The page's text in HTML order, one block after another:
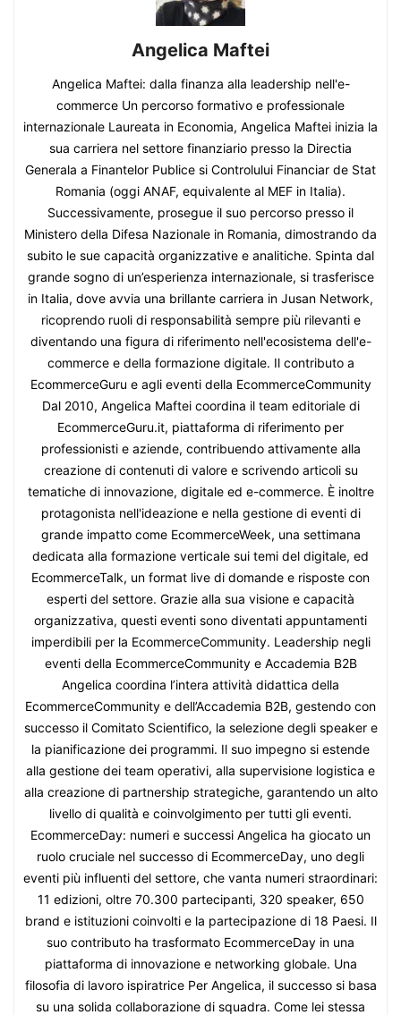
Angelica Maftei
Angelica Maftei: dalla finanza alla leadership nell'e-
commerce Un percorso formativo e professionale
internazionale Laureata in Economia, Angelica Maftei inizia la
sua carriera nel settore finanziario presso la Directia
Generala a Finantelor Publice si Controlului Financiar de Stat
Romania (oggi ANAF, equivalente al MEF in Italia).
Successivamente, prosegue il suo percorso presso il
Ministero della Difesa Nazionale in Romania, dimostrando da
subito le sue capacità organizzative e analitiche. Spinta dal
grande sogno di un’esperienza internazionale, si trasferisce
in Italia, dove avvia una brillante carriera in Jusan Network,
ricoprendo ruoli di responsabilità sempre più rilevanti e
diventando una figura di riferimento nell'ecosistema dell'e-
commerce e della formazione digitale. Il contributo a
EcommerceGuru e agli eventi della EcommerceCommunity
Dal 2010, Angelica Maftei coordina il team editoriale di
EcommerceGuru.it, piattaforma di riferimento per
professionisti e aziende, contribuendo attivamente alla
creazione di contenuti di valore e scrivendo articoli su
tematiche di innovazione, digitale ed e-commerce. È inoltre
protagonista nell'ideazione e nella gestione di eventi di
grande impatto come EcommerceWeek, una settimana
dedicata alla formazione verticale sui temi del digitale, ed
EcommerceTalk, un format live di domande e risposte con
esperti del settore. Grazie alla sua visione e capacità
organizzativa, questi eventi sono diventati appuntamenti
imperdibili per la EcommerceCommunity. Leadership negli
eventi della EcommerceCommunity e Accademia B2B
Angelica coordina l’intera attività didattica della
EcommerceCommunity e dell’Accademia B2B, gestendo con
successo il Comitato Scientifico, la selezione degli speaker e
la pianificazione dei programmi. Il suo impegno si estende
alla gestione dei team operativi, alla supervisione logistica e
alla creazione di partnership strategiche, garantendo un alto
livello di qualità e coinvolgimento per tutti gli eventi.
EcommerceDay: numeri e successi Angelica ha giocato un
ruolo cruciale nel successo di EcommerceDay, uno degli
eventi più influenti del settore, che vanta numeri straordinari:
11 edizioni, oltre 70.300 partecipanti, 320 speaker, 650
brand e istituzioni coinvolti e la partecipazione di 18 Paesi. Il
suo contributo ha trasformato EcommerceDay in una
piattaforma di innovazione e networking globale. Una
filosofia di lavoro ispiratrice Per Angelica, il successo si basa
su una solida collaborazione di squadra. Come lei stessa